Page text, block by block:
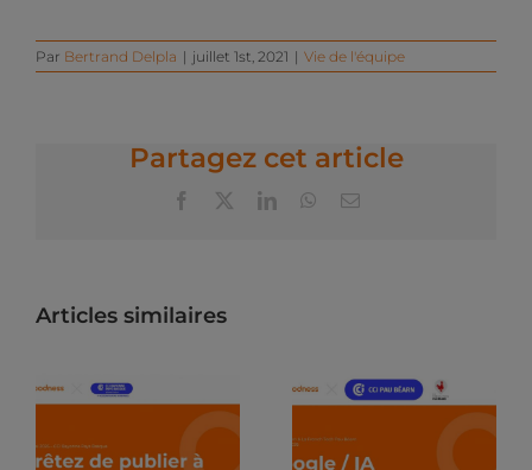
Par Bertrand Delpla | juillet 1st, 2021 | Vie de l'équipe
Partagez cet article
Facebook LinkedInWhatsApp
Email
Articles similaires